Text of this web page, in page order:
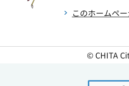
このホームペ
© CHITA